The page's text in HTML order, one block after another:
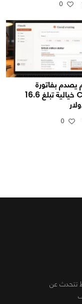
0
بفاتورة
Claude خيالية تبلغ 16.6
0
تتحدث عن